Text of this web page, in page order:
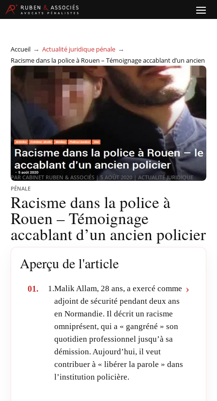
Accueil → Actualité juridique pénale →
Racisme dans la police à Rouen – Témoignage accablant d’un ancien
policier
PARCABINET RUBEN & ASSOCIÉS |5 AOÛT 2020 |ACTUALITÉ JURIDIQUE
PÉNALE
Racisme dans la police à
Rouen – Témoignage
accablant d’un ancien policier
Aperçu de l'article
1.Malik Allam, 28 ans, a exercé comme
adjoint de sécurité pendant deux ans
en Normandie. Il décrit un racisme
omniprésent, qui a « gangréné » son
quotidien professionnel jusqu’à sa
démission. Aujourd’hui, il veut
contribuer à « libérer la parole » dans
l’institution policière.